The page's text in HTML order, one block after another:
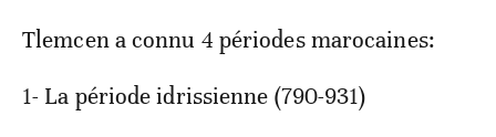
Tlemcen a connu 4 périodes marocaines:
1- La période idrissienne (790-931)